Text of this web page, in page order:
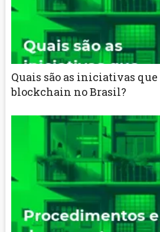
Quais são as iniciativas
blockchain no Brasil?